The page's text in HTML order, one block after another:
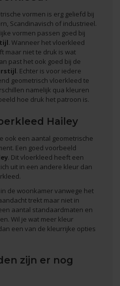
vormen is erg geliefd bij
Scandinavisch of industrieel.
vormen passen goed bij
. Wanneer het vloerkleed
maar niet te druk is wat
past het ook goed bij de
. Echter is voor iedere
geometrisch vloerkleed te
namelijk qua kleuren
hoe druk het patroon is.
Hailey
ook een aantal geometrische
Een goed voorbeeld
. Dit vloerkleed heeft een
uit in een andere kleur dan
de woonkamervanwege het
trekt maar niet in
aantal standaardmaten en
Wil je wat meer kleur
een van de kleurrijke opties
zijn er nog